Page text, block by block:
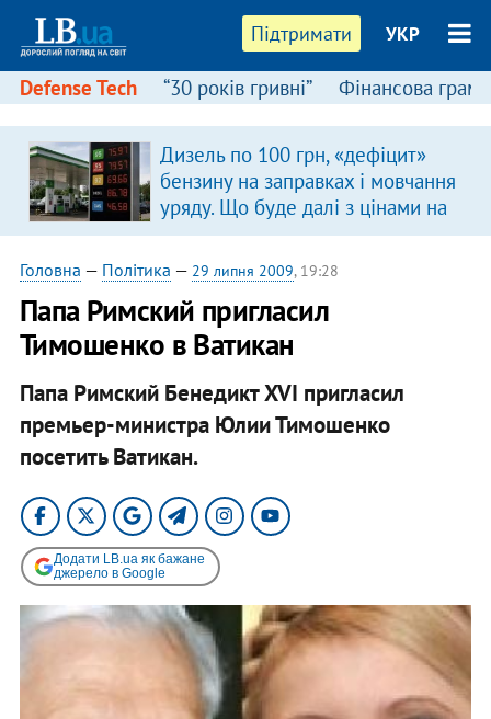
Підтримати УКР
Defense Tech “30 років гривні” Фінансова
Дизель по 100 грн, «дефіцит»
бензину на заправках і мовчання
уряду. Що буде далі з цінами на
пальне?
Головна — Політика — 29 липня 2009, 19:28
Папа Римский пригласил
Тимошенко в Ватикан
Папа Римский Бенедикт XVI пригласил
премьер-министра Юлии Тимошенко
посетить Ватикан.
Додати LB.ua як бажане
джерело в Google